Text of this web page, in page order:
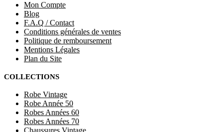
Mon Compte
Blog
F.A.Q / Contact
Conditions générales de ventes
Politique de remboursement
Mentions Légales
Plan du Site
COLLECTIONS
Robe Vintage
Robe Année 50
Robes Années 60
Robes Années 70